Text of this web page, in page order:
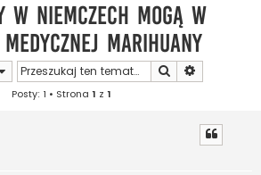
w Niemczech mogą w
marihuany
Szukaj
Posty: 1 • Strona 1 z 1